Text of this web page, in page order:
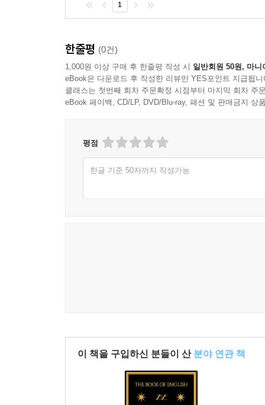
2. 가정법 과거
3. 가정법 과거완료
11 기타 문장 해석
1. 비교급 표현
2. 가정법 기타표현
3. If 생략문장
PART 6 전치사 이야기
1
한줄평 (0건)
1,000원 이상 구매 후 한줄평 작성 시 일반회원 50원, 마니
eBook은 다운로드 후 작성한 리뷰만 YES포인트 지급됩니
클래스는 첫번째 회차 주문확정 시점부터 마지막 회차 주
eBook 페이백, CD/LP, DVD/Blu-ray, 패션 및 판매금지 상
평점
한글 기준 50자까지 작성가능
이 책을 구입하신 분들이 산 분야 연관 책